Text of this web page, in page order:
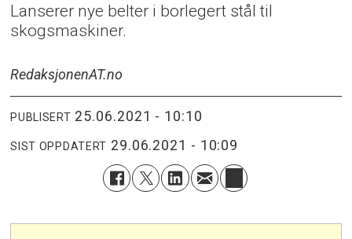
Lanserer nye belter i borlegert stål til
skogsmaskiner.
RedaksjonenAT.no
PUBLISERT 25.06.2021 - 10:10
SIST OPPDATERT 29.06.2021 - 10:09